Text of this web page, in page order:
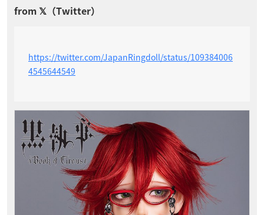
https://twitter.com/JapanRingdoll/status/109384006
4545644549